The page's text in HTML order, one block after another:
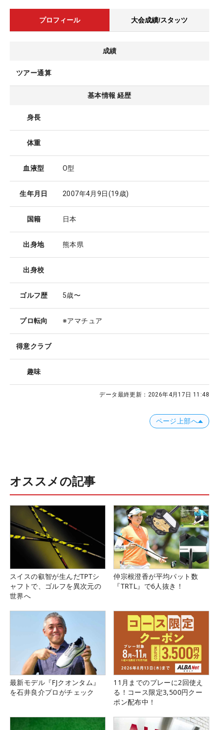
プロフィール 大会成績/スタッツ
成績
ツアー通算
基本情報 経歴
身長
体重
血液型 O型
生年月日 2007年4月9日(19歳)
国籍 日本
出身地 熊本県
出身校
ゴルフ歴 5歳〜
プロ転向 ※アマチュア
得意クラブ
趣味
データ最終更新： 2026年4月17日 11:48
ページ上部へ
オススメの記事
スイスの叡智が生んだTPTシ
ャフトで、ゴルフを異次元の
世界へ
仲宗根澄香が平均パット数
『TRTL』で6人抜き！
最新モデル『FJクオンタム』
を石井良介プロがチェック
11月までのプレーに2回使え
る！コース限定3,500円クー
ポン配布中！